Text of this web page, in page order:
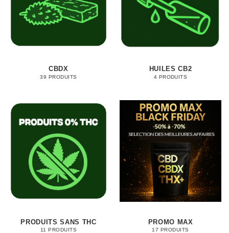
CBDX
39 PRODUITS
HUILES CB2
4 PRODUITS
PRODUITS SANS THC
11 PRODUITS
PROMO MAX
17 PRODUITS